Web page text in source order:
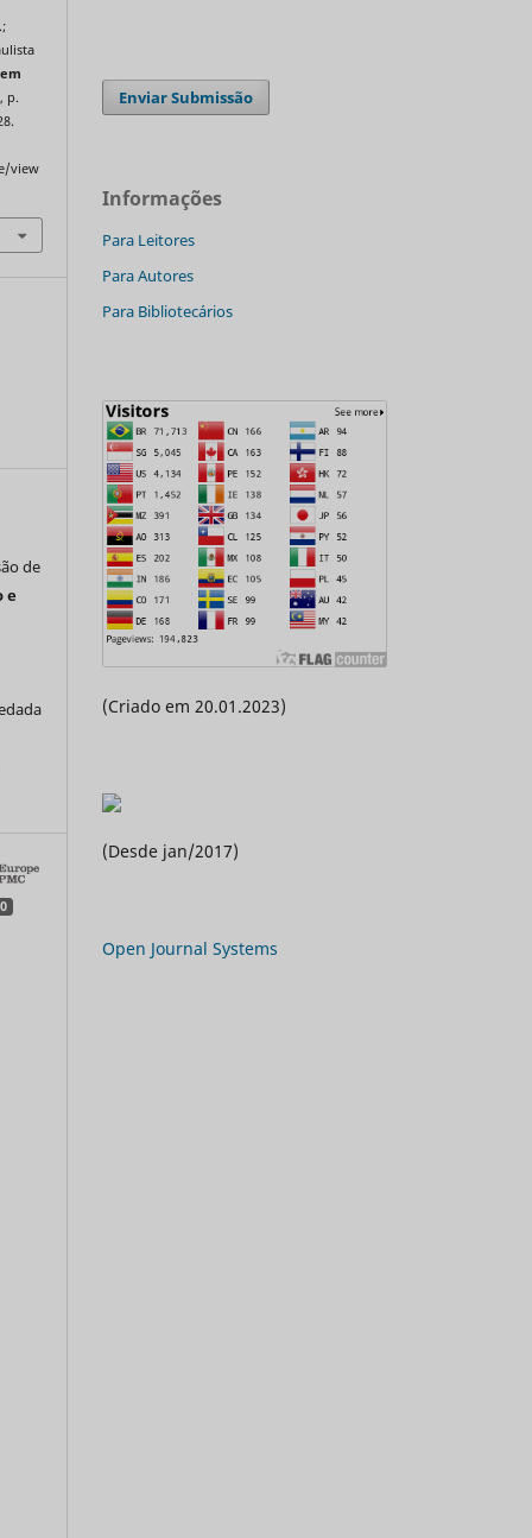
p.
view
de
e
0
Enviar Submissão
Informações
Para Leitores
Para Autores
Para Bibliotecários
(Criado em 20.01.2023)
(Desde jan/2017)
Open Journal Systems